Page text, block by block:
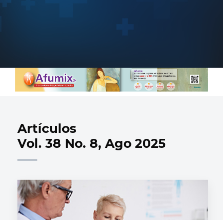
Artículos
Vol. 38 No. 8, Ago 2025